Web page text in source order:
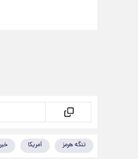
تنگه هرمز آمریکا خبر